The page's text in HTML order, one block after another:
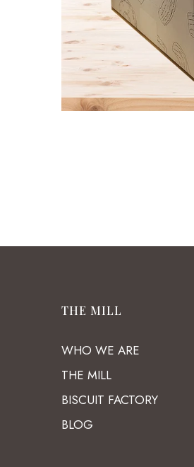
THE MILL
WHO WE ARE
THE MILL
BISCUIT FACTORY
BLOG